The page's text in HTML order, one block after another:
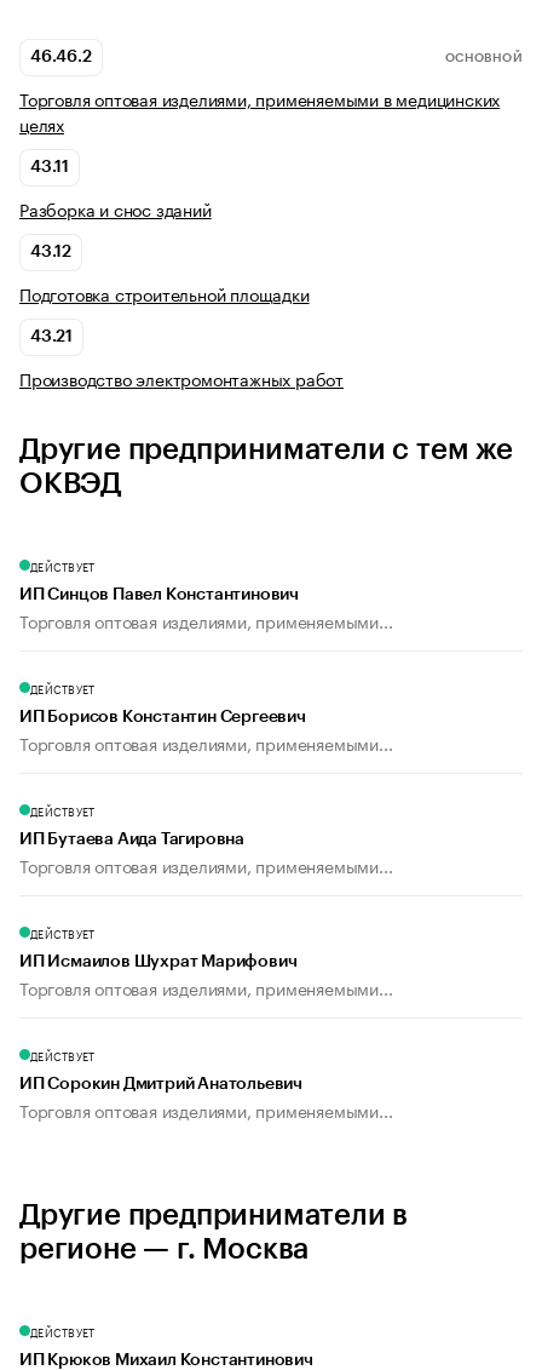
46.46.2 ОСНОВНОЙ
Торговля оптовая изделиями, применяемыми в медицинских
целях
43.11
Разборка и снос зданий
43.12
Подготовка строительной площадки
43.21
Производство электромонтажных работ
Другие предприниматели с тем же
ОКВЭД
ДЕЙСТВУЕТ
ИП Синцов Павел Константинович
Торговля оптовая изделиями, применяемыми...
ДЕЙСТВУЕТ
ИП Борисов Константин Сергеевич
Торговля оптовая изделиями, применяемыми...
ДЕЙСТВУЕТ
ИП Бутаева Аида Тагировна
Торговля оптовая изделиями, применяемыми...
ДЕЙСТВУЕТ
ИП Исмаилов Шухрат Марифович
Торговля оптовая изделиями, применяемыми...
ДЕЙСТВУЕТ
ИП Сорокин Дмитрий Анатольевич
Торговля оптовая изделиями, применяемыми...
Другие предприниматели в
регионе — г. Москва
ДЕЙСТВУЕТ
ИП Крюков Михаил Константинович